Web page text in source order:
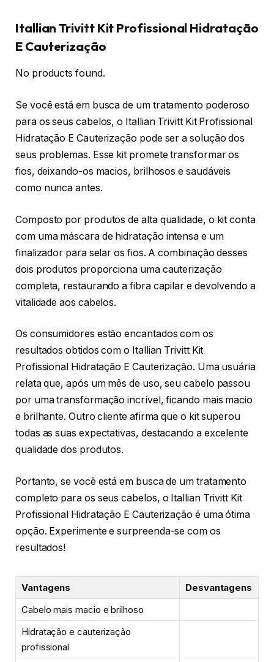
Itallian Trivitt Kit Profissional Hidratação
E Cauterização
No products found.
Se você está em busca de um tratamento poderoso
para os seus cabelos, o Itallian Trivitt Kit Profissional
Hidratação E Cauterização pode ser a solução dos
seus problemas. Esse kit promete transformar os
fios, deixando-os macios, brilhosos e saudáveis
como nunca antes.
Composto por produtos de alta qualidade, o kit conta
com uma máscara de hidratação intensa e um
finalizador para selar os fios. A combinação desses
dois produtos proporciona uma cauterização
completa, restaurando a fibra capilar e devolvendo a
vitalidade aos cabelos.
Os consumidores estão encantados com os
resultados obtidos com o Itallian Trivitt Kit
Profissional Hidratação E Cauterização. Uma usuária
relata que, após um mês de uso, seu cabelo passou
por uma transformação incrível, ficando mais macio
e brilhante. Outro cliente afirma que o kit superou
todas as suas expectativas, destacando a excelente
qualidade dos produtos.
Portanto, se você está em busca de um tratamento
completo para os seus cabelos, o Itallian Trivitt Kit
Profissional Hidratação E Cauterização é uma ótima
opção. Experimente e surpreenda-se com os
resultados!
Vantagens
Desvantagens
Cabelo mais macio e brilhoso
Hidratação e cauterização
profissional